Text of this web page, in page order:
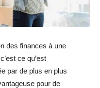
des finances à une
ce qu’est
par de plus en plus
pour de